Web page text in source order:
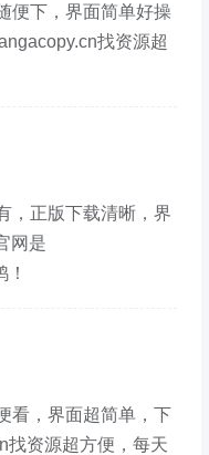
便下，界面简单好操
找资源超
，正版下载清晰，界
网是
看，界面超简单，下
找资源超方便，每天